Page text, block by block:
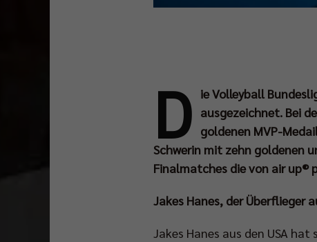
D ie Volleyball
ausgezeichnet. Bei
goldenen MVP-
Schwerin mit zehn goldenen
Finalmatches die von air up®
Jakes Hanes, der Überflieger
Jakes Hanes aus den USA